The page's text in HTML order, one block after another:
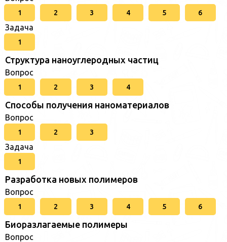
1 2 3 4 5 6
Задача
1
Структура наноуглеродных частиц
Вопрос
1 2 3 4
Способы получения наноматериалов
Вопрос
1 2 3
Задача
1
Разработка новых полимеров
Вопрос
1 2 3 4 5 6
Биоразлагаемые полимеры
Вопрос